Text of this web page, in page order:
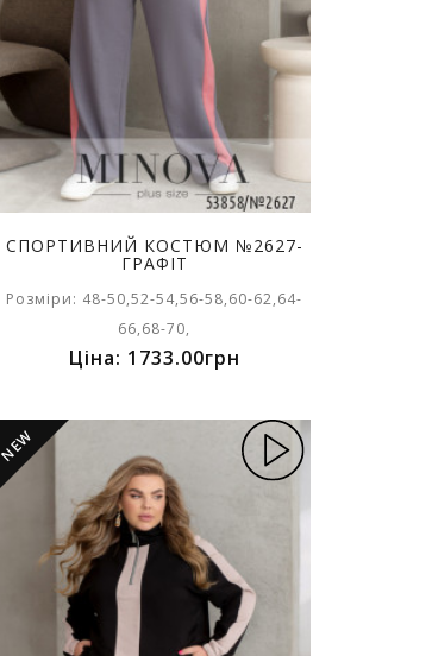
СПОРТИВНИЙ КОСТЮМ №2627-
ГРАФІТ
Розміри: 48-50,52-54,56-58,60-62,64-
66,68-70,
Ціна: 1733.00грн
NEW